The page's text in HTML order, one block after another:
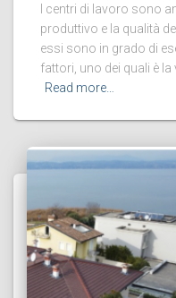
I centri di lavoro sono
produttivo e la qualità
essi sono in grado di
fattori, uno dei quali è la
Read more…